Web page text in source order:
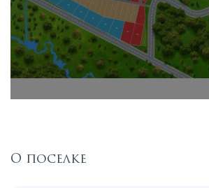
О поселке